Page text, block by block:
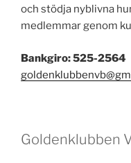
och stödja nyblivna
medlemmar genom
Bankgiro: 525-2564
Goldenklubben